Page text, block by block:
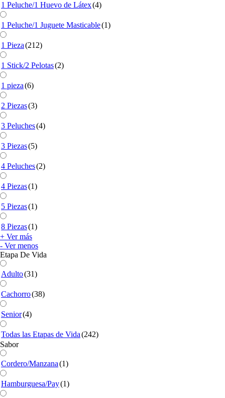
1 Peluche/1 Huevo de Látex(4)
1 Peluche/1 Juguete Masticable(1)
1 Pieza(212)
1 Stick/2 Pelotas(2)
1 pieza(6)
2 Piezas(3)
3 Peluches(4)
3 Piezas(5)
4 Peluches(2)
4 Piezas(1)
5 Piezas(1)
8 Piezas(1)
+ Ver más
- Ver menos
Etapa De Vida
Adulto(31)
Cachorro(38)
Senior(4)
Todas las Etapas de Vida(242)
Sabor
Cordero/Manzana(1)
Hamburguesa/Pay(1)